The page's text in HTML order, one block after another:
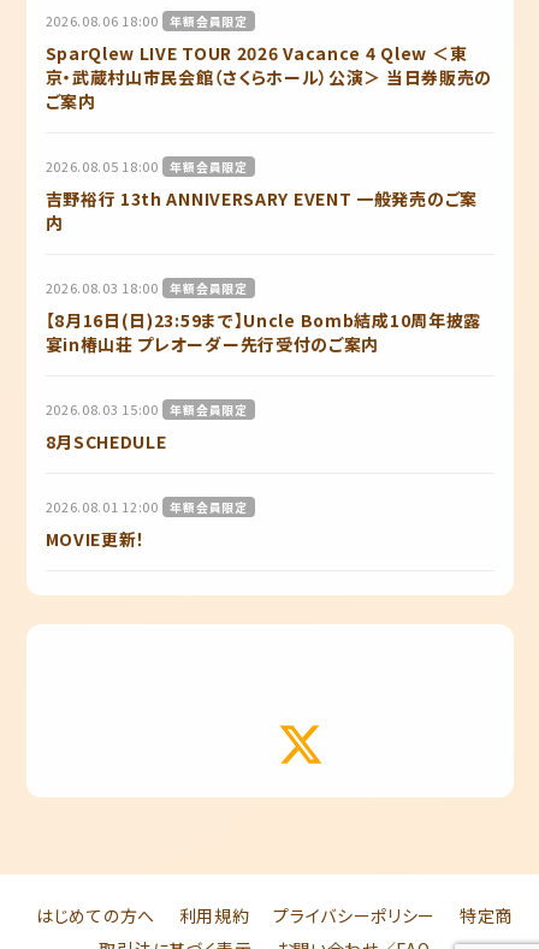
2026.08.06 18:00 年額会員限定
SparQlew LIVE TOUR 2026 Vacance 4 Qlew ＜東
京・武蔵村山市民会館（さくらホール）公演＞ 当日券販売の
ご案内
2026.08.05 18:00 年額会員限定
吉野裕行 13th ANNIVERSARY EVENT 一般発売のご案
内
2026.08.03 18:00 年額会員限定
【8月16日(日)23:59まで】Uncle Bomb結成10周年披露
宴in椿山荘 プレオーダー先行受付のご案内
2026.08.03 15:00 年額会員限定
8月SCHEDULE
2026.08.01 12:00 年額会員限定
MOVIE更新！
はじめての方へ 利用規約 プライバシーポリシー
特定商